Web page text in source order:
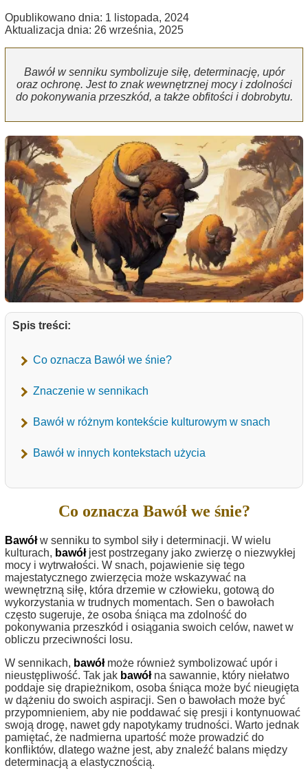
Opublikowano dnia: 1 listopada, 2024
Aktualizacja dnia: 26 września, 2025
Bawół w senniku symbolizuje siłę, determinację, upór
oraz ochronę. Jest to znak wewnętrznej mocy i zdolności
do pokonywania przeszkód, a także obfitości i dobrobytu.
Spis treści:
Co oznacza Bawół we śnie?
Znaczenie w sennikach
Bawół w różnym kontekście kulturowym w snach
Bawół w innych kontekstach użycia
Co oznacza Bawół we śnie?
Bawółw senniku to symbol siły i determinacji. W wielu
kulturach, bawółjest postrzegany jako zwierzę o niezwykłej
mocy i wytrwałości. W snach, pojawienie się tego
majestatycznego zwierzęcia może wskazywać na
wewnętrzną siłę, która drzemie w człowieku, gotową do
wykorzystania w trudnych momentach. Sen o bawołach
często sugeruje, że osoba śniąca ma zdolność do
pokonywania przeszkód i osiągania swoich celów, nawet w
obliczu przeciwności losu.
W sennikach, bawółmoże również symbolizować upór i
nieustępliwość. Tak jak bawółna sawannie, który niełatwo
poddaje się drapieżnikom, osoba śniąca może być nieugięta
w dążeniu do swoich aspiracji. Sen o bawołach może być
przypomnieniem, aby nie poddawać się presji i kontynuować
swoją drogę, nawet gdy napotykamy trudności. Warto jednak
pamiętać, że nadmierna upartość może prowadzić do
konfliktów, dlatego ważne jest, aby znaleźć balans między
determinacją a elastycznością.